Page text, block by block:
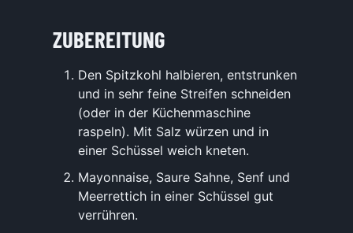
ZUBEREITUNG
Den Spitzkohl halbieren, entstrunken
und in sehr feine Streifen schneiden
(oder in der Küchenmaschine
raspeln). Mit Salz würzen und in
einer Schüssel weich kneten.
Mayonnaise, Saure Sahne, Senf und
Meerrettich in einer Schüssel gut
verrühren.